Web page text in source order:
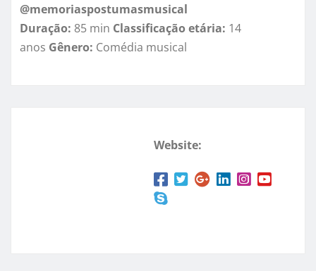
@memoriaspostumasmusical
Duração: 85 min Classificação etária: 14
anos Gênero: Comédia musical
Website: